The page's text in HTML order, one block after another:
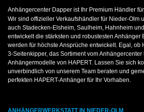
Anhängercenter Dapper ist Ihr Premium Händler für
Wir sind offizieller Verkaufshändler für Nieder-Olm
auch Stadecken-Elsheim, Saulheim, Hahnheim
entwickelt die stärksten und robustesten Anhänger
werden für höchste Ansprüche entwickelt. Egal, ob
3-Seitenkipper, das Sortiment vom
Anhängermodelle von HAPERT. Lassen Sie sich
unverbindlich von unserem Team beraten und
perfekten HAPERT-Anhänger für Ihr Vorhaben.
ANHÄNGERWERKSTATT IN NIEDER-OLM